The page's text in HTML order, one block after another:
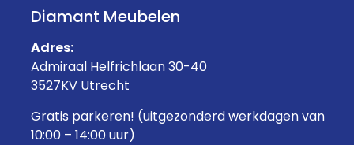
Diamant Meubelen
Adres:
Admiraal Helfrichlaan 30-40
3527KV Utrecht
Gratis parkeren! (uitgezonderd werkdagen van
10:00 – 14:00 uur)